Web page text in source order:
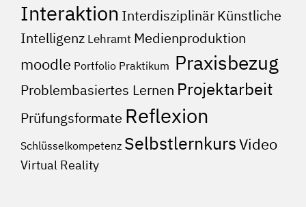
Interaktion Interdisziplinär Künstliche
Intelligenz Lehramt Medienproduktion
moodle Portfolio Praktikum Praxisbezug
Problembasiertes Lernen Projektarbeit
Prüfungsformate Reflexion
Schlüsselkompetenz SelbstlernkursVideo
Virtual Reality